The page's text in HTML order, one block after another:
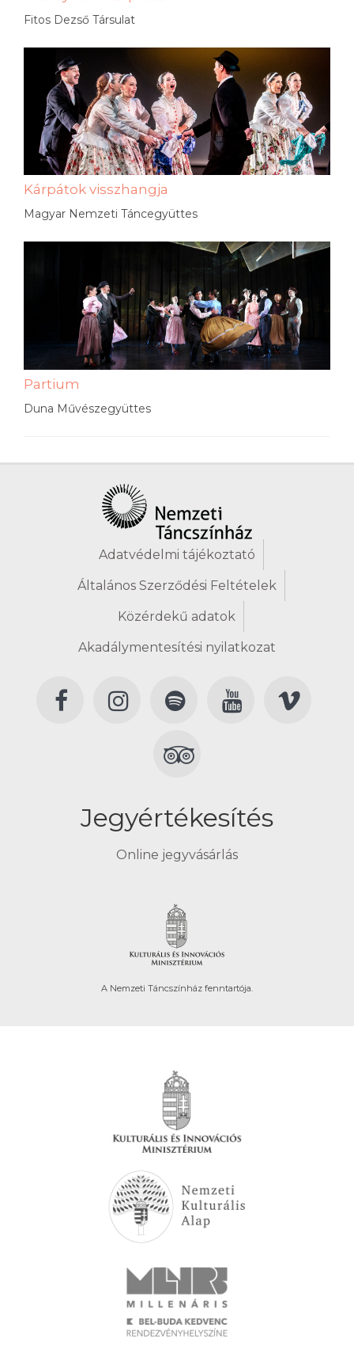
Fitos Dezső Társulat
Kárpátok visszhangja
Magyar Nemzeti Táncegyüttes
Partium
Duna Művészegyüttes
Adatvédelmi tájékoztató
Általános Szerződési Feltételek
Közérdekű adatok
Akadálymentesítési nyilatkozat
Jegyértékesítés
Online jegyvásárlás
A Nemzeti Táncszínház fenntartója.